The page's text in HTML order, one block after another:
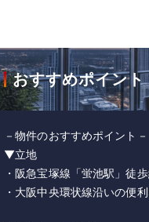
おすすめポイント
－物件のおすすめポイント－
▼立地
・阪急宝塚線「蛍池駅」徒
・大阪中央環状線沿いの便